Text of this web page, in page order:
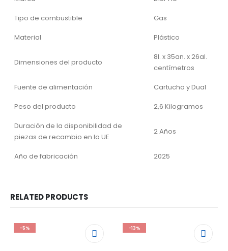
Tipo de combustible
Gas
Material
Plástico
Dimensiones del producto
8l. x 35an. x 26al.
centímetros
Fuente de alimentación
Cartucho y Dual
Peso del producto
2,6 Kilogramos
Duración de la disponibilidad de
piezas de recambio en la UE
2 Años
Año de fabricación 2025
RELATED PRODUCTS
-5% -13%